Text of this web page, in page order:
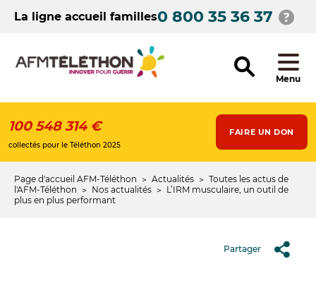
contenuLa ligne accueil familles0 800 35 36 37
Menu
100 548 314 €
collectés pour le Téléthon 2025
FAIRE UN DON
Fil
d'Ariane
Page d'accueil AFM-Téléthon Actualités
Toutes les actus de
l'AFM-Téléthon
Nos actualités
L’IRM musculaire, un outil de
plus en plus performant
Partager